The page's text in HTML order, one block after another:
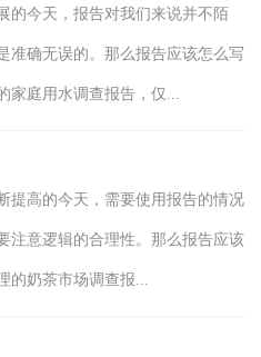
的今天，报告对我们来说并不陌
准确无误的。那么报告应该怎么写
家庭用水调查报告，仅...
提高的今天，需要使用报告的情况
注意逻辑的合理性。那么报告应该
的奶茶市场调查报...